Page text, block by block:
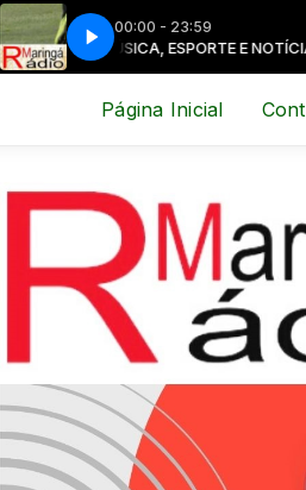
00:00 - 23:59
MÚSICA, ESPORTE E
Página Inicial